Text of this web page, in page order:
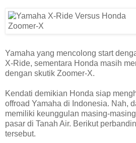
Yamaha yang mencolong start
X-Ride, sementara Honda masih
dengan skutik Zoomer-X.
Kendati demikian Honda siap
offroad Yamaha di Indonesia. Nah,
memiliki keunggulan masing-
pasar di Tanah Air. Berikut
tersebut.